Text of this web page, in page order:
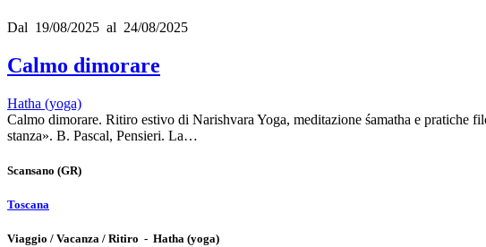
Dal 19/08/2025 al 24/08/2025
Calmo dimorare
Hatha (yoga)
Calmo dimorare. Ritiro estivo di Narishvara Yoga, meditazione śamatha e pratiche
stanza». B. Pascal, Pensieri. La…
Scansano (GR)
Toscana
Viaggio / Vacanza / Ritiro - Hatha (yoga)